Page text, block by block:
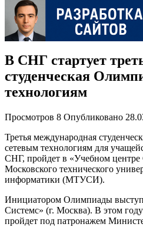
В СНГ стартует
студенческая
технологиям
Просмотров 8 Опубликовано
Третья международная
сетевым технологиям для
СНГ, пройдет в «Учебном центре
Московского технического
информатики (МТУСИ).
Инициатором Олимпиады
Системс» (г. Москва). В этом
пройдет под патронажем